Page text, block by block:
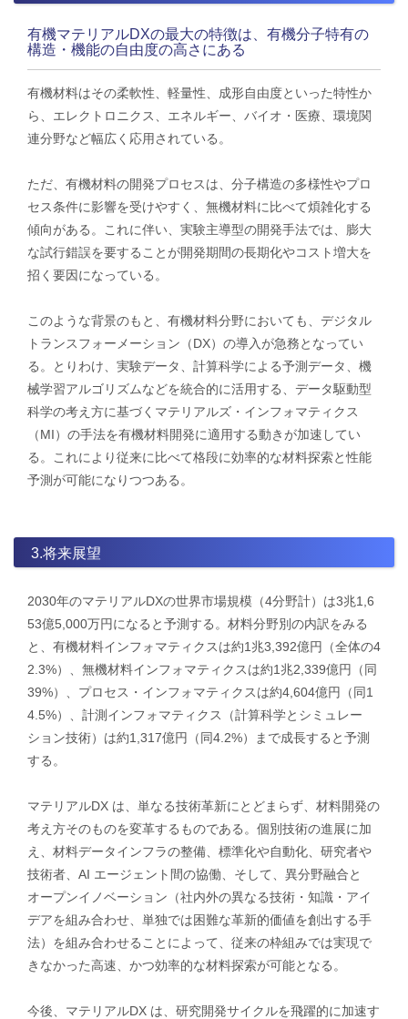
有機マテリアルDXの最大の特徴は、有機分子特有の
構造・機能の自由度の高さにある
有機材料はその柔軟性、軽量性、成形自由度といった特性か
ら、エレクトロニクス、エネルギー、バイオ・医療、環境関
連分野など幅広く応用されている。
ただ、有機材料の開発プロセスは、分子構造の多様性やプロ
セス条件に影響を受けやすく、無機材料に比べて煩雑化する
傾向がある。これに伴い、実験主導型の開発手法では、膨大
な試行錯誤を要することが開発期間の長期化やコスト増大を
招く要因になっている。
このような背景のもと、有機材料分野においても、デジタル
トランスフォーメーション（DX）の導入が急務となってい
る。とりわけ、実験データ、計算科学による予測データ、機
械学習アルゴリズムなどを統合的に活用する、データ駆動型
科学の考え方に基づくマテリアルズ・インフォマティクス
（MI）の手法を有機材料開発に適用する動きが加速してい
る。これにより従来に比べて格段に効率的な材料探索と性能
予測が可能になりつつある。
3.将来展望
2030年のマテリアルDXの世界市場規模（4分野計）は3兆1,6
53億5,000万円になると予測する。材料分野別の内訳をみる
と、有機材料インフォマティクスは約1兆3,392億円（全体の4
2.3%）、無機材料インフォマティクスは約1兆2,339億円（同
39%）、プロセス・インフォマティクスは約4,604億円（同1
4.5%）、計測インフォマティクス（計算科学とシミュレー
ション技術）は約1,317億円（同4.2%）まで成長すると予測
する。
マテリアルDX は、単なる技術革新にとどまらず、材料開発の
考え方そのものを変革するものである。個別技術の進展に加
え、材料データインフラの整備、標準化や自動化、研究者や
技術者、AI エージェント間の協働、そして、異分野融合と
オープンイノベーション（社内外の異なる技術・知識・アイ
デアを組み合わせ、単独では困難な革新的価値を創出する手
法）を組み合わせることによって、従来の枠組みでは実現で
きなかった高速、かつ効率的な材料探索が可能となる。
今後、マテリアルDX は、研究開発サイクルを飛躍的に加速す